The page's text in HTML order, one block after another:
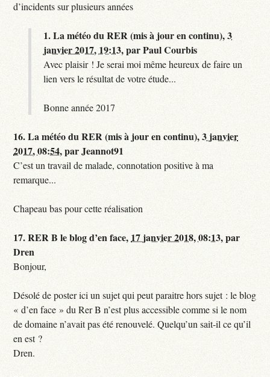
d’incidents sur plusieurs années
1.La météo du RER (mis à jour en continu),3
janvier 2017, 19:13,parPaul Courbis
Avec plaisir ! Je serai moi même heureux de faire un
lien vers le résultat de votre étude...
Bonne année 2017
16.La météo du RER (mis à jour en continu),3 janvier
2017, 08:54,parJeannot91
C’est un travail de malade, connotation positive à ma
remarque...
Chapeau bas pour cette réalisation
17.RER B le blog d’en face, 17 janvier 2018, 08:13,par
Dren
Bonjour,
Désolé de poster ici un sujet qui peut paraitre hors sujet : le blog
« d’en face » du Rer B n’est plus accessible comme si le nom
de domaine n’avait pas été renouvelé. Quelqu’un sait-il ce qu’il
en est ?
Dren.